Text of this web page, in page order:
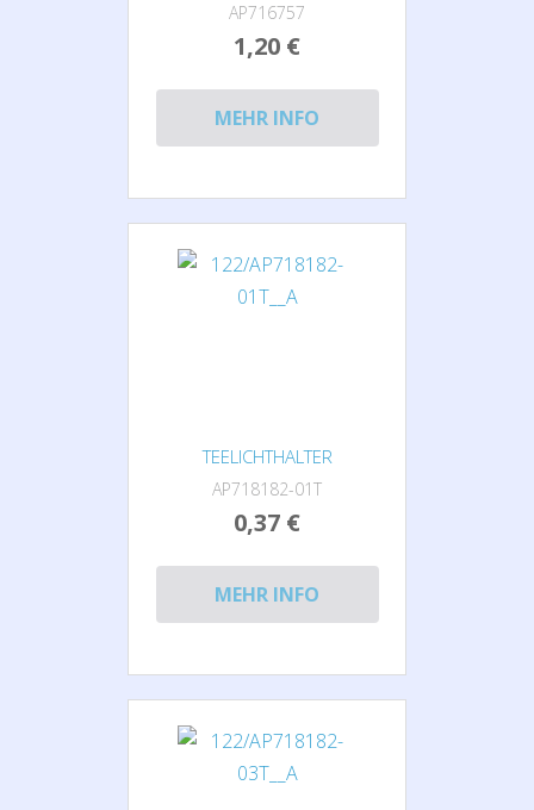
AP716757
1,20 €
MEHR INFO
TEELICHTHALTER
AP718182-01T
0,37 €
MEHR INFO